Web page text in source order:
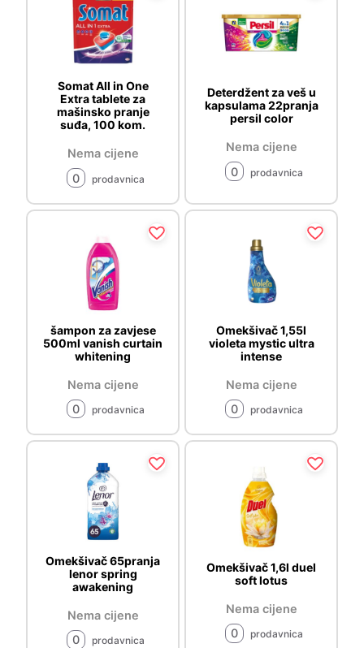
Somat All in One
Extra tablete za
mašinsko pranje
suđa, 100 kom.
Nema cijene
0
prodavnica
Deterdžent za veš u
kapsulama 22pranja
persil color
Nema cijene
0
prodavnica
šampon za zavjese
500ml vanish curtain
whitening
Nema cijene
0
prodavnica
Omekšivač 1,55l
violeta mystic ultra
intense
Nema cijene
0
prodavnica
Omekšivač 65pranja
lenor spring
awakening
Nema cijene
0
prodavnica
Omekšivač 1,6l duel
soft lotus
Nema cijene
0
prodavnica